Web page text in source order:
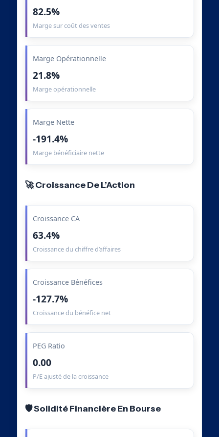
82.5%
Marge sur coût des ventes
Marge Opérationnelle
21.8%
Marge opérationnelle
Marge Nette
-191.4%
Marge bénéficiaire nette
🚀 Croissance De L’Action
Croissance CA
63.4%
Croissance du chiffre d’affaires
Croissance Bénéfices
-127.7%
Croissance du bénéfice net
PEG Ratio
0.00
P/E ajusté de la croissance
🛡️ Solidité Financière En Bourse